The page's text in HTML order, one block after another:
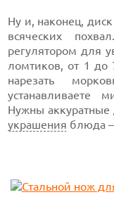
Ну и, наконец,
всяческих
регулятором для
ломтиков, от 1
нарезать
устанавливаете
Нужны аккуратные
украшения блюда